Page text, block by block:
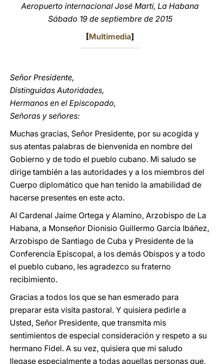
Aeropuerto internacional José Martí, La Habana
Sábado 19 de septiembre de 2015
[Multimedia]
Señor Presidente,
Distinguidas Autoridades,
Hermanos en el Episcopado,
Señoras y señores:
Muchas gracias, Señor Presidente, por su acogida y
sus atentas palabras de bienvenida en nombre del
Gobierno y de todo el pueblo cubano. Mi saludo se
dirige también a las autoridades y a los miembros del
Cuerpo diplomático que han tenido la amabilidad de
hacerse presentes en este acto.
Al Cardenal Jaime Ortega y Alamino, Arzobispo de La
Habana, a Monseñor Dionisio Guillermo García Ibáñez,
Arzobispo de Santiago de Cuba y Presidente de la
Conferencia Episcopal, a los demás Obispos y a todo
el pueblo cubano, les agradezco su fraterno
recibimiento.
Gracias a todos los que se han esmerado para
preparar esta visita pastoral. Y quisiera pedirle a
Usted, Señor Presidente, que transmita mis
sentimientos de especial consideración y respeto a su
hermano Fidel. A su vez, quisiera que mi saludo
llegase especialmente a todas aquellas personas que,